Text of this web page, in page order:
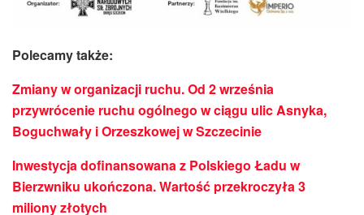
Polecamy także:
Zmiany w organizacji ruchu. Od 2 września
przywrócenie ruchu ogólnego w ciągu ulic Asnyka,
Boguchwały i Orzeszkowej w Szczecinie
Inwestycja dofinansowana z Polskiego Ładu w
Bierzwniku ukończona. Wartość przekroczyła 3
miliony złotych